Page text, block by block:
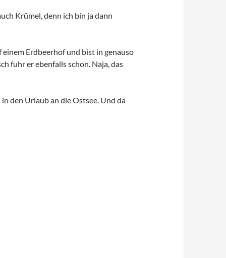
Krümel, denn ich bin ja dann
Erdbeerhof und bist in genauso
fuhr er ebenfalls schon. Naja, das
den Urlaub an die Ostsee. Und da